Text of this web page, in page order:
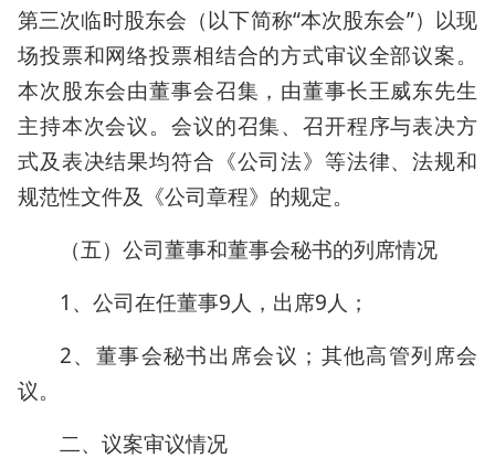
第三次临时股东会（以下简称“本次股东会”）以现
场投票和网络投票相结合的方式审议全部议案。
本次股东会由董事会召集，由董事长王威东先生
主持本次会议。会议的召集、召开程序与表决方
式及表决结果均符合《公司法》等法律、法规和
规范性文件及《公司章程》的规定。
（五）公司董事和董事会秘书的列席情况
1、公司在任董事9人，出席9人；
2、董事会秘书出席会议；其他高管列席会
议。
二、议案审议情况